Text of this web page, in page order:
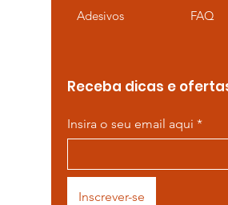
Adesivos
FAQ
Receba dicas e
Insira o seu email aqui
Inscrever-se